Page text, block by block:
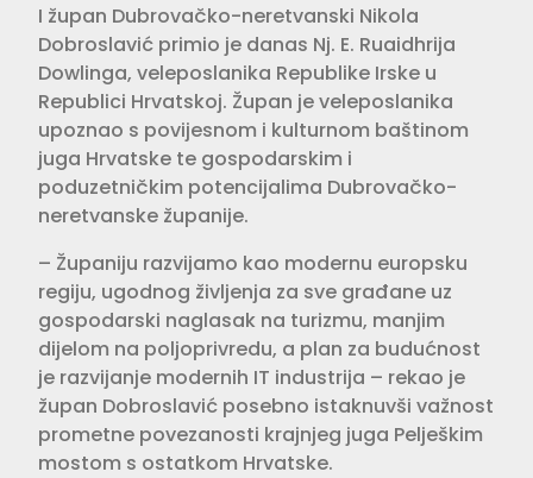
I župan Dubrovačko-neretvanski Nikola
Dobroslavić primio je danas Nj. E. Ruaidhrija
Dowlinga, veleposlanika Republike Irske u
Republici Hrvatskoj. Župan je veleposlanika
upoznao s povijesnom i kulturnom baštinom
juga Hrvatske te gospodarskim i
poduzetničkim potencijalima Dubrovačko-
neretvanske županije.
– Županiju razvijamo kao modernu europsku
regiju, ugodnog življenja za sve građane uz
gospodarski naglasak na turizmu, manjim
dijelom na poljoprivredu, a plan za budućnost
je razvijanje modernih IT industrija – rekao je
župan Dobroslavić posebno istaknuvši važnost
prometne povezanosti krajnjeg juga Pelješkim
mostom s ostatkom Hrvatske.